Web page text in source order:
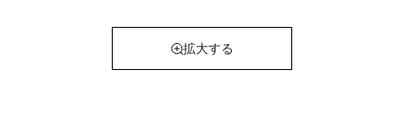
拡大する